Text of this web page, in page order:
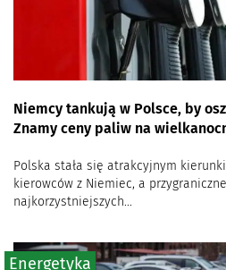
Niemcy tankują w Polsce, by
Znamy ceny paliw na
Polska stała się atrakcyjnym
kierowców z Niemiec, a
najkorzystniejszych...
Energetyka